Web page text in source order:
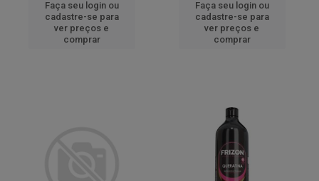
Faça seu login ou
cadastre-se para
ver preços e
comprar
Faça seu login ou
cadastre-se para
ver preços e
comprar